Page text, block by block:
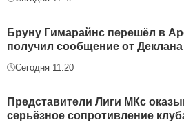
Бруну Гимарайнс перешёл в
получил сообщение от
Сегодня 11:20
Представители Лиги МКс
серьёзное сопротивление